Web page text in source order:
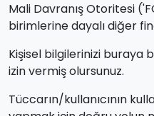
Mali Davranış Otoritesi
birimlerine dayalı diğer
Kişisel bilgilerinizi buraya
izin vermiş olursunuz.
Tüccarın/kullanıcının